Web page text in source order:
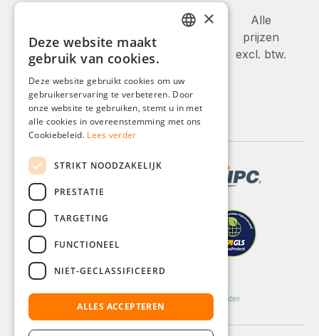
Alle
prijzen
excl. btw.
FRENCH
ITALIAN
×
Deze website maakt
gebruik van cookies.
Deze website gebruikt cookies om uw
gebruikerservaring te verbeteren. Door
onze website te gebruiken, stemt u in met
alle cookies in overeenstemming met ons
Cookiebeleid. Lees verder
STRIKT NOODZAKELIJK
PRESTATIE
TARGETING
FUNCTIONEEL
NIET-GECLASSIFICEERD
ALLES ACCEPTEREN